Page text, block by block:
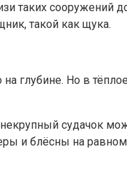
таких
такой как щука.
глубине. Но в
судачок
и блёсны на